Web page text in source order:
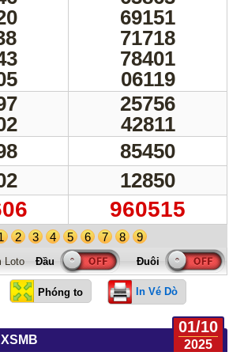
69151
71718
78401
06119
25756
42811
85450
12850
960515
2 3 4 5 6 7 8 9
Loto
In Vé Dò
01/10
2025